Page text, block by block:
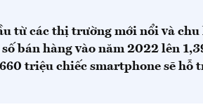
từ các thị trường mới nổi và
bán hàng vào năm 2022 lên
triệu chiếc smartphone sẽ hỗ